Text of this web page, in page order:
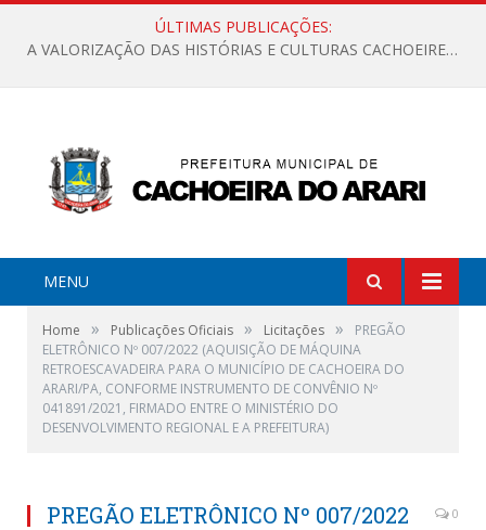
ÚLTIMAS PUBLICAÇÕES:
A VALORIZAÇÃO DAS HISTÓRIAS E CULTURAS CACHOEIRENSES
MENU
Home » Publicações Oficiais » Licitações »
PREGÃO
ELETRÔNICO Nº 007/2022 (AQUISIÇÃO DE MÁQUINA
RETROESCAVADEIRA PARA O MUNICÍPIO DE CACHOEIRA DO
ARARI/PA, CONFORME INSTRUMENTO DE CONVÊNIO Nº
041891/2021, FIRMADO ENTRE O MINISTÉRIO DO
DESENVOLVIMENTO REGIONAL E A PREFEITURA)
PREGÃO ELETRÔNICO Nº 007/2022
0